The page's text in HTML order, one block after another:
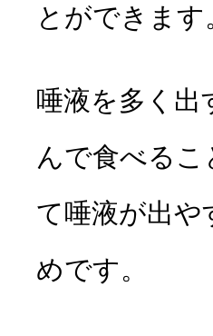
とができます
唾液を多く出
んで食べる
て唾液が出
めです。